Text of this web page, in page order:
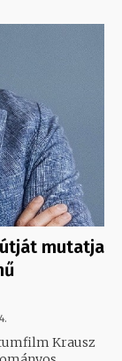
mutatja
Krausz